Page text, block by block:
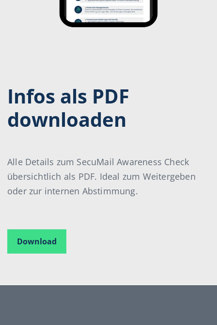
Infos als PDF
downloaden
Alle Details zum SecuMail Awareness Check
übersichtlich als PDF. Ideal zum Weitergeben
oder zur internen Abstimmung.
Download